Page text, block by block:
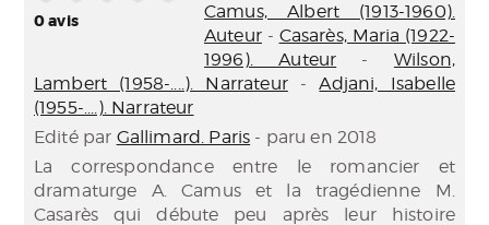
0avis
Camus, Albert (1913-1960).
Auteur- Casarès, Maria (1922-
1996). Auteur - Wilson,
Lambert (1958-....). Narrateur-Adjani, Isabelle
(1955-....). Narrateur
Edité par Gallimard. Paris - paru en 2018
La correspondance entre le romancier et
dramaturge A. Camus et la tragédienne M.
Casarès qui débute peu après leur histoire